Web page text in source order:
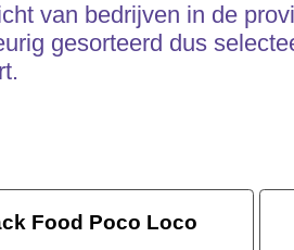
van bedrijven in de
gesorteerd dus
Food Poco Loco